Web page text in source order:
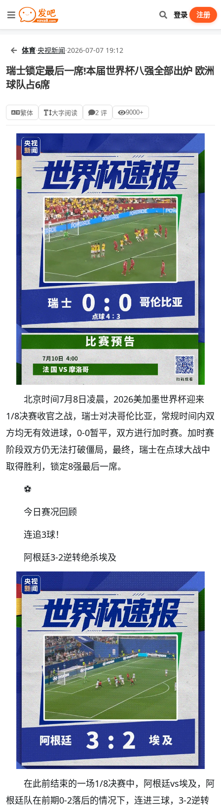
登录 注册
体育·央视新闻·2026-07-07 19:12
瑞士锁定最后一席!本届世界杯八强全部出炉 欧洲
球队占6席
繁体 大字阅读 2 评 9000+
北京时间7月8日凌晨，2026美加墨世界杯迎来
1/8决赛收官之战，瑞士对决哥伦比亚，常规时间内双
方均无有效进球，0-0暂平，双方进行加时赛。加时赛
阶段双方仍无法打破僵局，最终，瑞士在点球大战中
取得胜利，锁定8强最后一席。
⚽️
今日赛况回顾
连追3球！
阿根廷3-2逆转绝杀埃及
在此前结束的一场1/8决赛中，阿根廷vs埃及，阿
根廷队在前期0-2落后的情况下，连进三球，3-2逆转